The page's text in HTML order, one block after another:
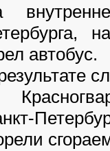
автобус.